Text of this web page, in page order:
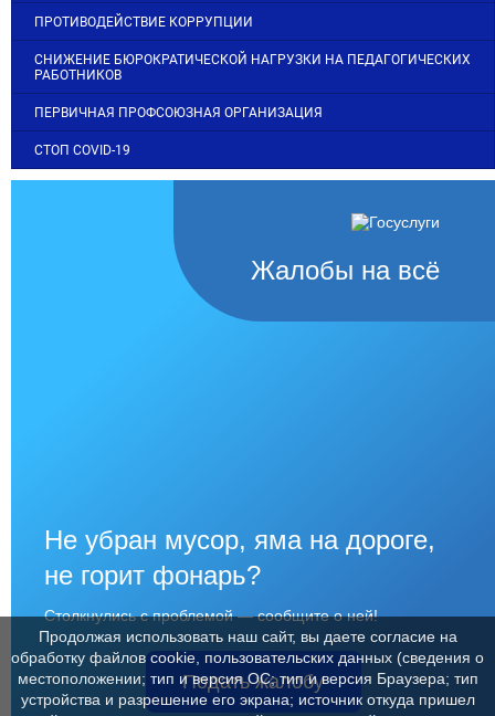
ПРОТИВОДЕЙСТВИЕ КОРРУПЦИИ
СНИЖЕНИЕ БЮРОКРАТИЧЕСКОЙ НАГРУЗКИ НА ПЕДАГОГИЧЕСКИХ
РАБОТНИКОВ
ПЕРВИЧНАЯ ПРОФСОЮЗНАЯ ОРГАНИЗАЦИЯ
СТОП COVID-19
Жалобы на всё
Не убран мусор, яма на дороге,
не горит фонарь?
Столкнулись с проблемой — сообщите о ней!
Подать жалобу
Продолжая использовать наш сайт, вы даете согласие на
обработку файлов cookie, пользовательских данных (сведения о
местоположении; тип и версия ОС; тип и версия Браузера; тип
устройства и разрешение его экрана; источник откуда пришел